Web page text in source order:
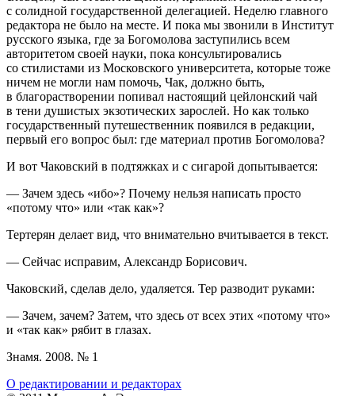
с солидной государственной делегацией. Неделю главного
редактора не было на месте. И пока мы звонили в Институт
русского языка, где за Богомолова заступились всем
авторитетом своей науки, пока консультировались
со стилистами из Московского университета, которые тоже
ничем не могли нам помочь, Чак, должно быть,
в благорастворении попивал настоящий цейлонский чай
в тени душистых экзотических зарослей. Но как только
государственный путешественник появился в редакции,
первый его вопрос был: где материал против Богомолова?
И вот Чаковский в подтяжках и с сигарой допытывается:
— Зачем здесь «ибо»? Почему нельзя написать просто
«потому что» или «так как»?
Тертерян делает вид, что внимательно вчитывается в текст.
— Сейчас исправим, Александр Борисович.
Чаковский, сделав дело, удаляется. Тер разводит руками:
— Зачем, зачем? Затем, что здесь от всех этих «потому что»
и «так как» рябит в глазах.
Знамя. 2008. № 1
О редактировании и редакторах